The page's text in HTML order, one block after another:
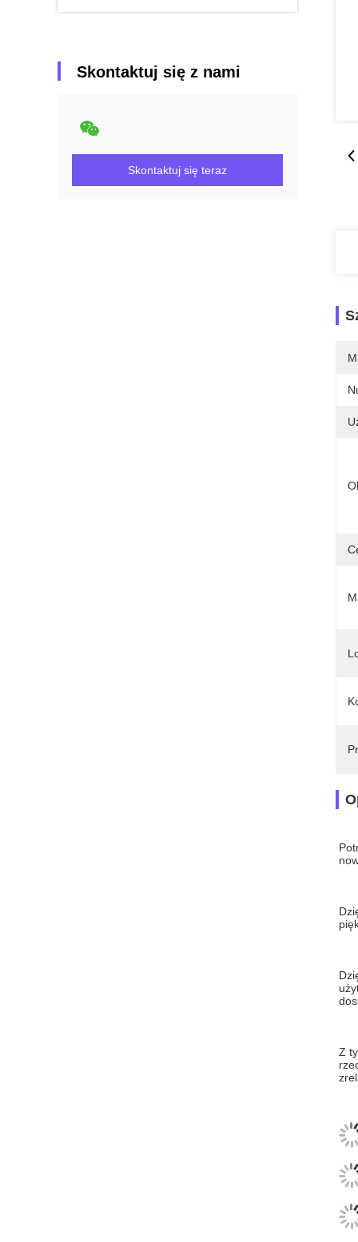
Skontaktuj się z nami
Skontaktuj się teraz
Z